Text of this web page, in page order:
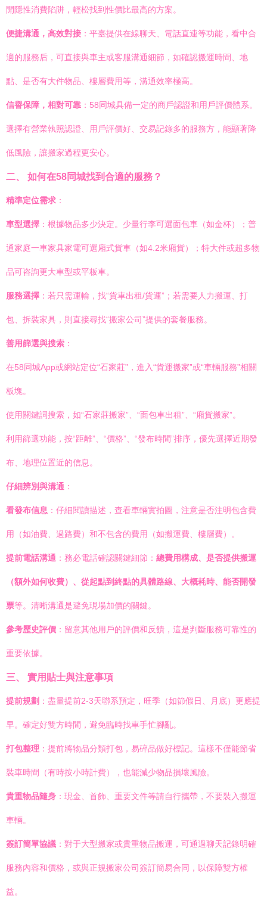
開隱性消費陷阱，輕松找到性價比最高的方案。
便捷溝通，高效對接 ：平臺提供在線聊天、電話直連等功能，看中合
適的服務后，可直接與車主或客服溝通細節，如確認搬運時間、地
點、是否有大件物品、樓層費用等，溝通效率極高。
信譽保障，相對可靠 ：58同城具備一定的商戶認證和用戶評價體系。
選擇有營業執照認證、用戶評價好、交易記錄多的服務方，能顯著降
低風險，讓搬家過程更安心。
二、 如何在58同城找到合適的服務？
精準定位需求 ：
車型選擇 ：根據物品多少決定。少量行李可選面包車（如金杯）；普
通家庭一車家具家電可選廂式貨車（如4.2米廂貨）；特大件或超多物
品可咨詢更大車型或平板車。
服務選擇 ：若只需運輸，找“貨車出租/貨運”；若需要人力搬運、打
包、拆裝家具，則直接尋找“搬家公司”提供的套餐服務。
善用篩選與搜索 ：
在58同城App或網站定位“石家莊”，進入“貨運搬家”或“車輛服務”相關
板塊。
使用關鍵詞搜索，如“石家莊搬家”、“面包車出租”、“廂貨搬家”。
利用篩選功能，按“距離”、“價格”、“發布時間”排序，優先選擇近期發
布、地理位置近的信息。
仔細辨別與溝通 ：
看發布信息 ：仔細閱讀描述，查看車輛實拍圖，注意是否注明包含費
用（如油費、過路費）和不包含的費用（如搬運費、樓層費）。
提前電話溝通 ：務必電話確認關鍵細節： 總費用構成、是否提供搬運
（額外如何收費）、從起點到終點的具體路線、大概耗時、能否開發
票等。清晰溝通是避免現場加價的關鍵。
參考歷史評價 ：留意其他用戶的評價和反饋，這是判斷服務可靠性的
重要依據。
三、 實用貼士與注意事項
提前規劃 ：盡量提前2-3天聯系預定，旺季（如節假日、月底）更應提
早。確定好雙方時間，避免臨時找車手忙腳亂。
打包整理 ：提前將物品分類打包，易碎品做好標記。這樣不僅能節省
裝車時間（有時按小時計費），也能減少物品損壞風險。
貴重物品隨身 ：現金、首飾、重要文件等請自行攜帶，不要裝入搬運
車輛。
簽訂簡單協議 ：對于大型搬家或貴重物品搬運，可通過聊天記錄明確
服務內容和價格，或與正規搬家公司簽訂簡易合同，以保障雙方權
益。